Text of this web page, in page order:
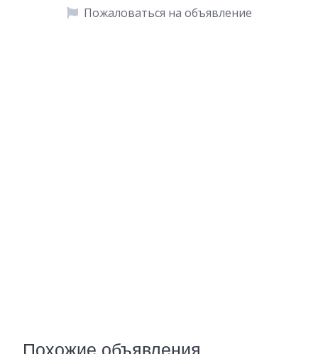
Пожаловаться на объявление